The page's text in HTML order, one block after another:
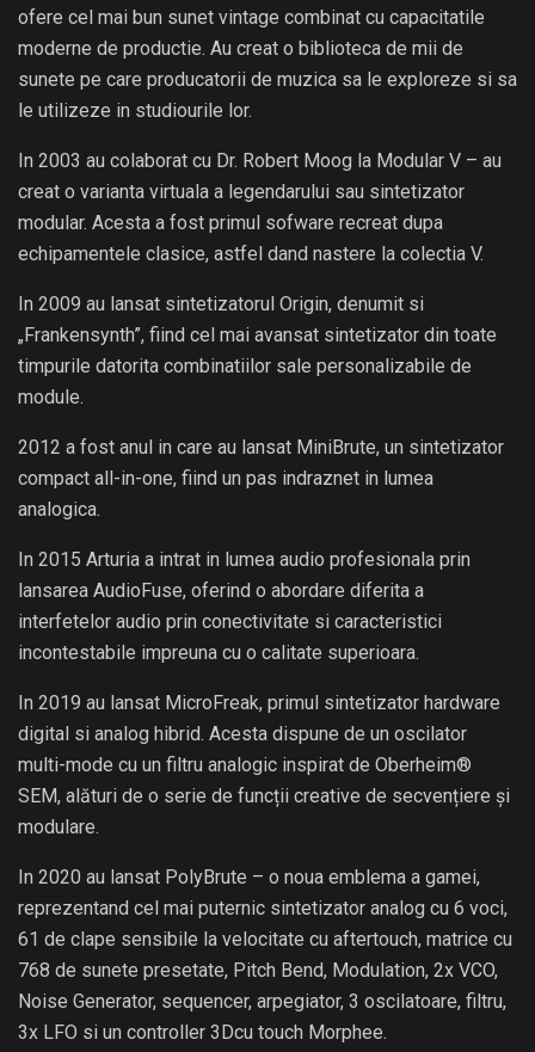
ofere cel mai bun sunet vintage combinat cu capacitatile
moderne de productie. Au creat o biblioteca de mii de
sunete pe care producatorii de muzica sa le exploreze si sa
le utilizeze in studiourile lor.
In 2003 au colaborat cu Dr. Robert Moog la Modular V – au
creat o varianta virtuala a legendarului sau sintetizator
modular. Acesta a fost primul sofware recreat dupa
echipamentele clasice, astfel dand nastere la colectia V.
In 2009 au lansat sintetizatorul Origin, denumit si
„Frankensynth”, fiind cel mai avansat sintetizator din toate
timpurile datorita combinatiilor sale personalizabile de
module.
2012 a fost anul in care au lansat MiniBrute, un sintetizator
compact all-in-one, fiind un pas indraznet in lumea
analogica.
In 2015 Arturia a intrat in lumea audio profesionala prin
lansarea AudioFuse, oferind o abordare diferita a
interfetelor audio prin conectivitate si caracteristici
incontestabile impreuna cu o calitate superioara.
In 2019 au lansat MicroFreak, primul sintetizator hardware
digital si analog hibrid. Acesta dispune de un oscilator
multi-mode cu un filtru analogic inspirat de Oberheim®
SEM, alături de o serie de funcții creative de secvențiere și
modulare.
In 2020 au lansat PolyBrute – o noua emblema a gamei,
reprezentand cel mai puternic sintetizator analog cu 6 voci,
61 de clape sensibile la velocitate cu aftertouch, matrice cu
768 de sunete presetate, Pitch Bend, Modulation, 2x VCO,
Noise Generator, sequencer, arpegiator, 3 oscilatoare, filtru,
3x LFO si un controller 3Dcu touch Morphee.